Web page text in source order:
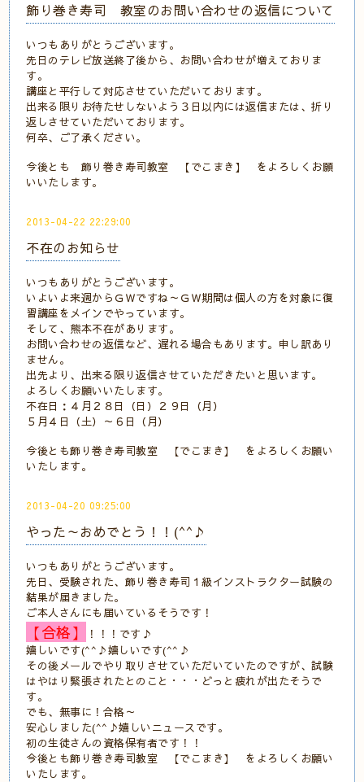
飾り巻き寿司 教室のお問い合わせの返信について
いつもありがとうございます。
先日のテレビ放送終了後から、お問い合わせが増えておりま
す。
講座と平行して対応させていただいております。
出来る限りお待たせしないよう３日以内には返信または、折り
返しさせていただいております。
何卒、ご了承ください。
今後とも 飾り巻き寿司教室 【でこまき】 をよろしくお願
いいたします。
2013-04-22 22:29:00
不在のお知らせ
いつもありがとうございます。
いよいよ来週からＧＷですね～ＧＷ期間は個人の方を対象に復
習講座をメインでやっています。
そして、熊本不在があります。
お問い合わせの返信など、遅れる場合もあります。申し訳あり
ません。
出先より、出来る限り返信させていただきたいと思います。
よろしくお願いいたします。
不在日：４月２８日（日）２９日（月）
５月４日（土）～６日（月）
今後とも飾り巻き寿司教室 【でこまき】 をよろしくお願い
いたします。
2013-04-20 09:25:00
やった～おめでとう！！(^^♪
いつもありがとうございます。
先日、受験された、飾り巻き寿司１級インストラクター試験の
結果が届きました。
ご本人さんにも届いているそうです！
【合格】
！！！です♪
嬉しいです(^^♪嬉しいです(^^♪
その後メールでやり取りさせていただいていたのですが、試験
はやはり緊張されたとのこと・・・どっと疲れが出たそうで
す。
でも、無事に！合格～
安心しました(^^♪嬉しいニュースです。
初の生徒さんの資格保有者です！！
今後とも飾り巻き寿司教室 【でこまき】 をよろしくお願い
いたします。